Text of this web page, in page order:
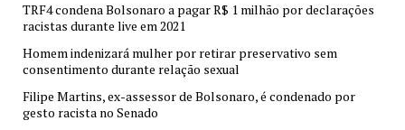
TRF4 condena Bolsonaro a pagar R$ 1 milhão por declarações
racistas durante live em 2021
Homem indenizará mulher por retirar preservativo sem
consentimento durante relação sexual
Filipe Martins, ex-assessor de Bolsonaro, é condenado por
gesto racista no Senado